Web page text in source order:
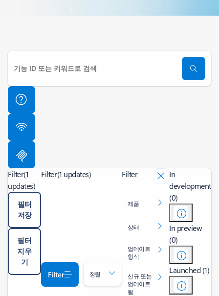
Filter(1
updates)
필터
저장
필터
지우
기
Filter(1 updates)
Filter 정렬
Filter
제품
상태
업데이트
형식
신규 또는
업데이트
됨
In
development
(0)
In preview
(0)
Launched (1)